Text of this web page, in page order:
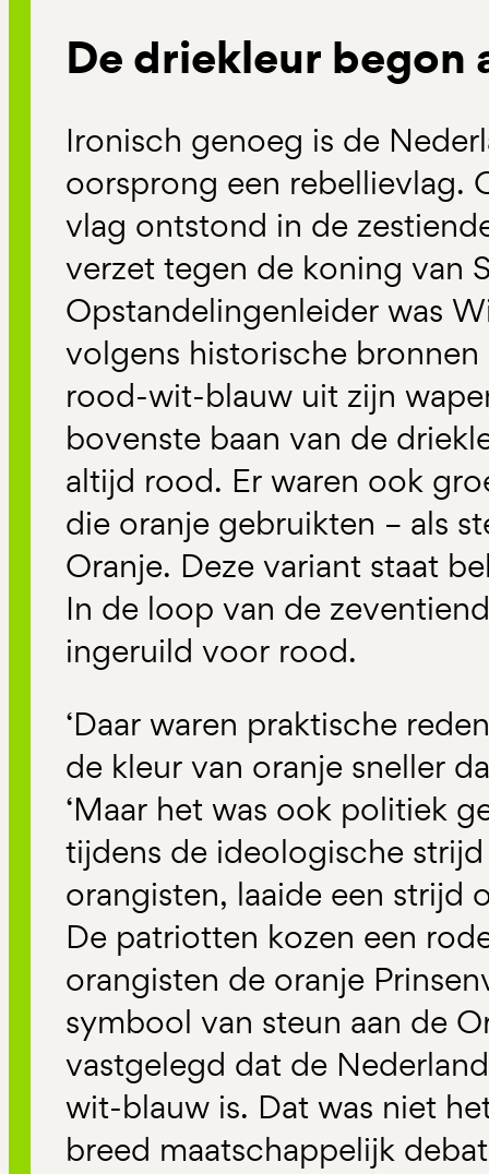
De driekleur begon
Ironisch genoeg is de
oorsprong een rebellievlag.
vlag ontstond in de
verzet tegen de koning van
Opstandelingenleider was
volgens historische
rood-wit-blauw uit zijn
bovenste baan van de
altijd rood. Er waren ook
die oranje gebruikten – als
Oranje. Deze variant staat
In de loop van de
ingeruild voor rood.
‘Daar waren praktische
de kleur van oranje sneller
‘Maar het was ook politiek
tijdens de ideologische
orangisten, laaide een strijd
De patriotten kozen een
orangisten de oranje
symbool van steun aan de
vastgelegd dat de
wit-blauw is. Dat was niet
breed maatschappelijk